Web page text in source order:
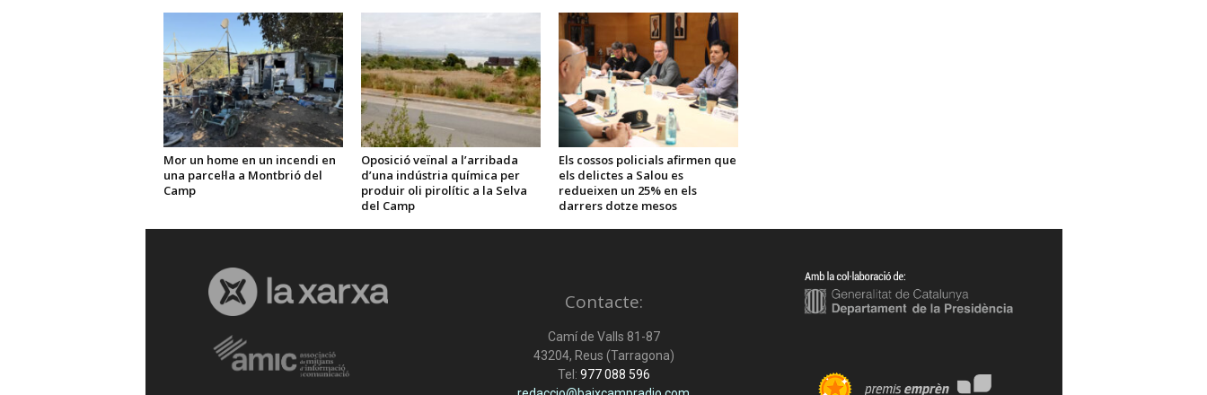
Mor un home en un incendi en
una parcel·la a Montbrió del
Camp
Oposició veïnal a l’arribada
d’una indústria química per
produir oli pirolític a la Selva
del Camp
Els cossos policials afirmen que
els delictes a Salou es
redueixen un 25% en els
darrers dotze mesos
Contacte:
Camí de Valls 81-87
43204, Reus (Tarragona)
Tel: 977 088 596